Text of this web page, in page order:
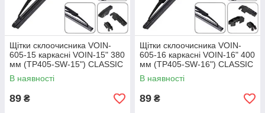
Щітки склоочисника VOIN-
605-15 каркасні VOIN-15" 380
мм (TP405-SW-15") CLASSIC
В наявності
89 ₴
Щітки склоочисника VOIN-
605-16 каркасні VOIN-16" 400
мм (TP405-SW-16") CLASSIC
В наявності
89 ₴